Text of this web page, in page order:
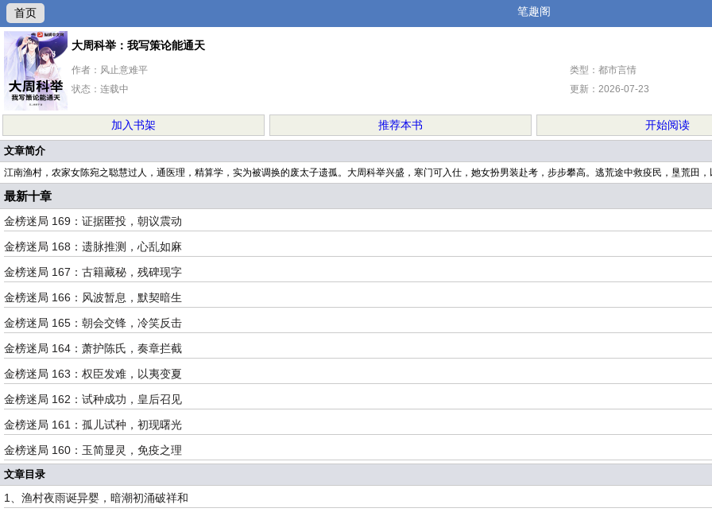
首页 笔趣阁
大周科举：我写策论能通天
作者：风止意难平
类型：都市言情
状态：连载中
更新：2026-07-23
加入书架 推荐本书 开始阅读
文章简介
江南渔村，农家女陈宛之聪慧过人，通医理，精算学，实为被调换的废太子遗孤。大周科举兴盛，寒门可入仕，她女扮男装赴考，步步攀高。逃荒途中救疫民，垦荒田
最新十章
金榜迷局 169：证据匿投，朝议震动
金榜迷局 168：遗脉推测，心乱如麻
金榜迷局 167：古籍藏秘，残碑现字
金榜迷局 166：风波暂息，默契暗生
金榜迷局 165：朝会交锋，冷笑反击
金榜迷局 164：萧护陈氏，奏章拦截
金榜迷局 163：权臣发难，以夷变夏
金榜迷局 162：试种成功，皇后召见
金榜迷局 161：孤儿试种，初现曙光
金榜迷局 160：玉简显灵，免疫之理
文章目录
1、渔村夜雨诞异婴，暗潮初涌破祥和